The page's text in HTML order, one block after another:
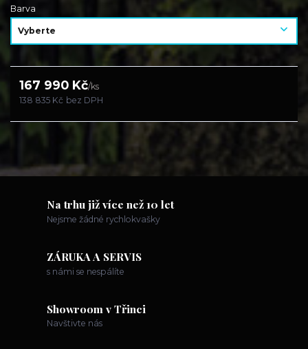
Barva
167 990 Kč/ks
138 835 Kč bez DPH
Na trhu již více než 10 let
Nejsme žádné rychlokvašky
ZÁRUKA A SERVIS
s námi se nespálíte
Showroom v Třinci
Navštivte nás